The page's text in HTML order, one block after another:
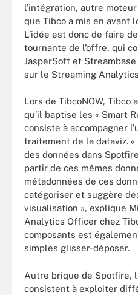
l’intégration, autre
que Tibco a mis en avant
L’idée est donc de faire
tournante de l’offre, qui
JasperSoft et
sur le Streaming
Lors de TibcoNOW, Tibco
qu’il baptise les « Smart
consiste à accompagner
traitement de la dataviz.
des données dans
partir de ces mêmes
métadonnées de ces
catégoriser et suggère
visualisation », explique
Analytics Officer chez
composants est
simples glisser-déposer.
Autre brique de Spotfire,
consistent à exploiter